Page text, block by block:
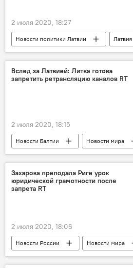
2 июля 2020, 18:27
Новости политики Латвии
Латвия
Национальный план развития (НПР)
Вслед за Латвией: Литва готова
запретить ретрансляцию каналов RT
2 июля 2020, 18:15
Новости Балтии
Новости мира
Новости России
Литва
RT
Захарова преподала Риге урок
юридической грамотности после
запрета RT
2 июля 2020, 18:06
Новости России
Новости мира
Латвия
RT
Мария